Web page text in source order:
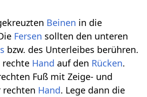
Beinen in die
Fersen sollten den unteren
bzw. des Unterleibes berühren.
Hand auf den Rücken.
Fuß mit Zeige- und
rechten Hand. Lege dann die